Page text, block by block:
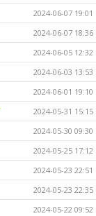
2024-06-07 19:01
2024-06-07 18:36
2024-06-05 12:32
2024-06-03 13:53
2024-06-01 19:10
2024-05-31 15:15
2024-05-30 09:30
2024-05-25 17:12
2024-05-23 22:51
2024-05-23 22:35
2024-05-22 09:52